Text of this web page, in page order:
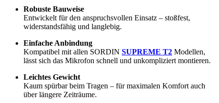
Robuste Bauweise
Entwickelt für den anspruchsvollen Einsatz – stoßfest,
widerstandsfähig und langlebig.
Einfache Anbindung
Kompatibel mit allen SORDIN SUPREME T2 Modellen,
lässt sich das Mikrofon schnell und unkompliziert montieren.
Leichtes Gewicht
Kaum spürbar beim Tragen – für maximalen Komfort auch
über längere Zeiträume.